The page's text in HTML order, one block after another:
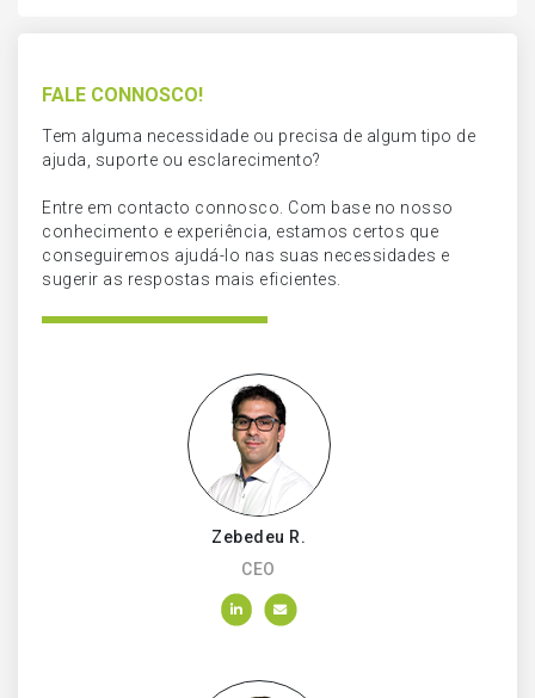
FALE CONNOSCO!
Tem alguma necessidade ou precisa de algum tipo de
ajuda, suporte ou esclarecimento?
Entre em contacto connosco. Com base no nosso
conhecimento e experiência, estamos certos que
conseguiremos ajudá-lo nas suas necessidades e
sugerir as respostas mais eficientes.
Zebedeu R.
CEO